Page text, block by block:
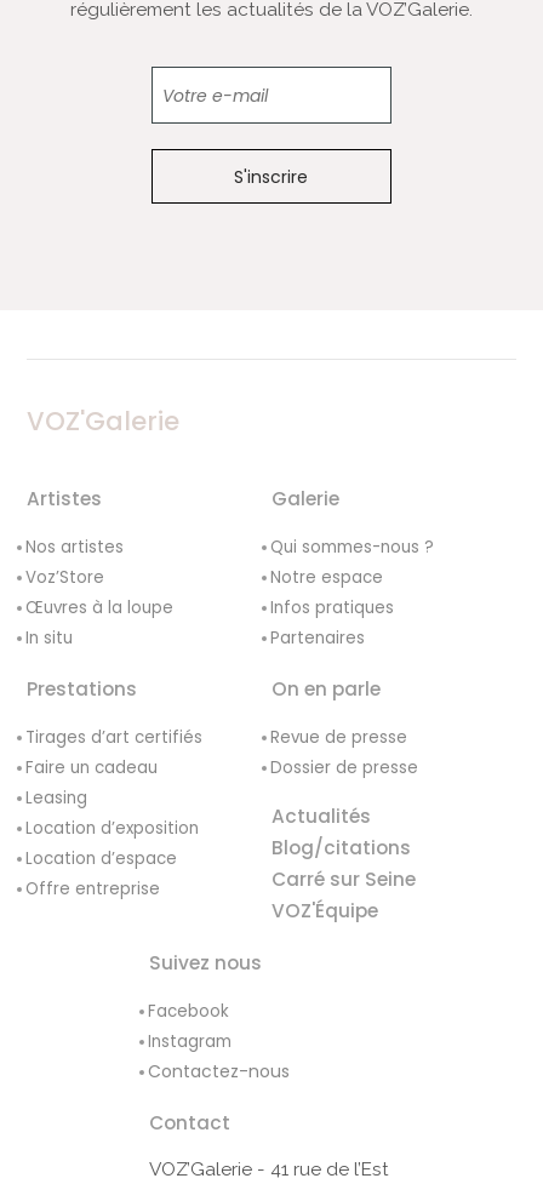
régulièrement les actualités de la VOZ’Galerie.
VOZ'Galerie
Artistes
Nos artistes
Voz’Store
Œuvres à la loupe
In situ
Galerie
Qui sommes-nous ?
Notre espace
Infos pratiques
Partenaires
Prestations
Tirages d’art certifiés
Faire un cadeau
Leasing
Location d’exposition
Location d’espace
Offre entreprise
On en parle
Revue de presse
Dossier de presse
Actualités
Blog/citations
Carré sur Seine
VOZ'Équipe
Suivez nous
Facebook
Instagram
Contactez-nous
Contact
VOZ’Galerie - 41 rue de l’Est